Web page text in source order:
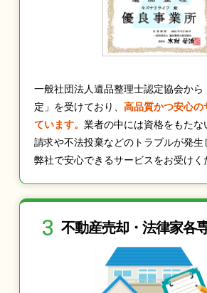
一般社団法人遺品整理士認定協会から
定」を受けており、 高品質かつ安心の
ています。 業者の中には資格をもたな
請求や不法投棄などのトラブルが発生
弊社で安心できるサービスをお受けく
3 不動産売却・法律家各